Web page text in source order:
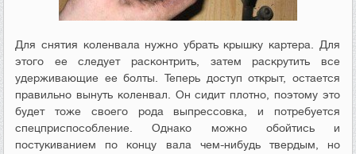
Для снятия коленвала нужно убрать крышку картера. Для
этого ее следует расконтрить, затем раскрутить все
удерживающие ее болты. Теперь доступ открыт, остается
правильно вынуть коленвал. Он сидит плотно, поэтому это
будет тоже своего рода выпрессовка, и потребуется
спецприспособление. Однако можно обойтись и
постукиванием по концу вала чем-нибудь твердым, но